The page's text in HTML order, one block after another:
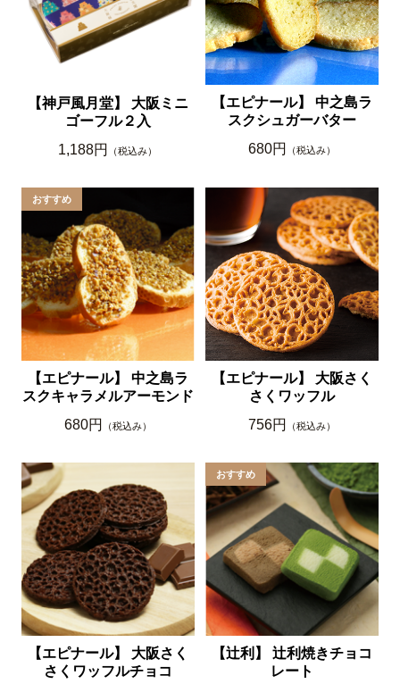
【神戸風月堂】 大阪ミニ
ゴーフル２入
1,188円
（税込み）
【エピナール】 中之島ラ
スクシュガーバター
680円
（税込み）
【エピナール】 中之島ラ
スクキャラメルアーモンド
680円
（税込み）
【エピナール】 大阪さく
さくワッフル
756円
（税込み）
【エピナール】 大阪さく
さくワッフルチョコ
【辻利】 辻利焼きチョコ
レート